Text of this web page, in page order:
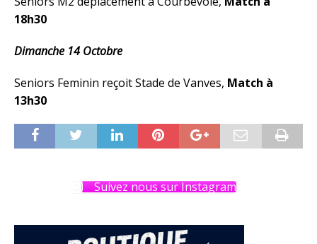
18h30
Dimanche 14 Octobre
Seniors Feminin reçoit Stade de Vanves, Match à
13h30
Suivez nous sur Instagram